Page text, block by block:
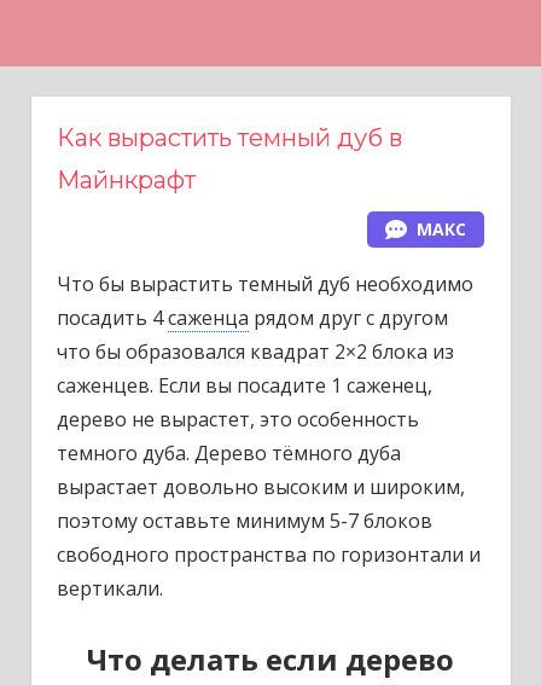
Как вырастить темный дуб в
Майнкрафт
МАКС
Что бы вырастить темный дуб необходимо
посадить 4саженца рядом друг с другом
что бы образовался квадрат 2×2 блока из
саженцев. Если вы посадите 1 саженец,
дерево не вырастет, это особенность
темного дуба. Дерево тёмного дуба
вырастает довольно высоким и широким,
поэтому оставьте минимум 5-7 блоков
свободного пространства по горизонтали и
вертикали.
Что делать если дерево